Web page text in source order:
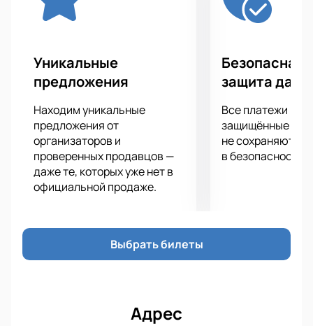
может подарить состязание!
Бескомпромиссная, отчаянная встреча
воспоминаний и впечатлений.
Уникальные
предложения
Находим уникальные
предложения от
организаторов и
проверенных продавцов —
даже те, которых уже нет в
официальной продаже.
Безопасная
защита
Все платежи
защищённые
не сохраняются
в безопасности.
Выбрать билеты
Адрес